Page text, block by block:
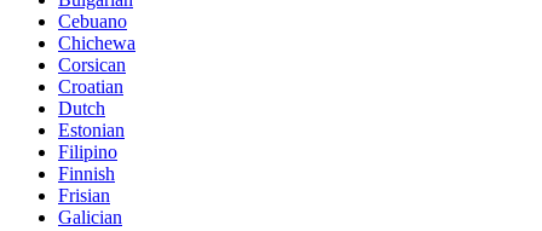
Cebuano
Chichewa
Corsican
Croatian
Dutch
Estonian
Filipino
Finnish
Frisian
Galician